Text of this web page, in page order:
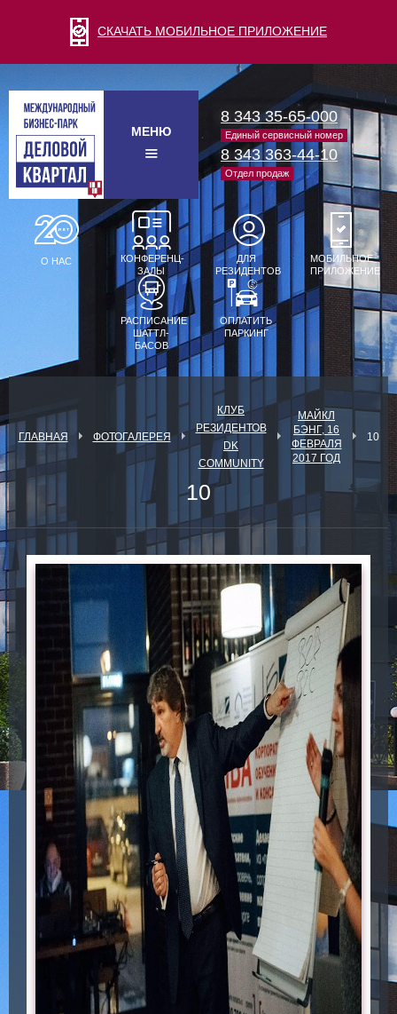
СКАЧАТЬ МОБИЛЬНОЕ ПРИЛОЖЕНИЕ
МЕНЮ
8 343 35-65-000
Единый сервисный номер
8 343 363-44-10
Отдел продаж
О НАС
КОНФЕРЕНЦ-
ЗАЛЫ
ДЛЯ
РЕЗИДЕНТОВ
МОБИЛЬНОЕ
ПРИЛОЖЕНИЕ
РАСПИСАНИЕ
ШАТТЛ-
БАСОВ
ОПЛАТИТЬ
ПАРКИНГ
ГЛАВНАЯ ФОТОГАЛЕРЕЯ
КЛУБ
РЕЗИДЕНТОВ
DK
COMMUNITY
МАЙКЛ
БЭНГ, 16
ФЕВРАЛЯ
2017 ГОД
10
10